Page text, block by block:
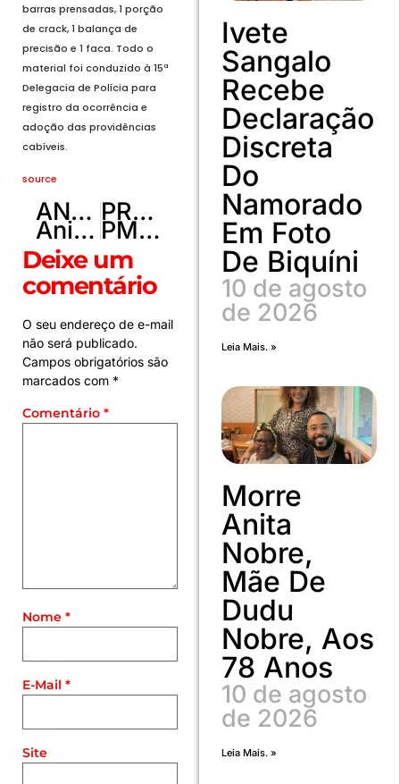
barras prensadas, 1 porção
de crack, 1 balança de
precisão e 1 faca. Todo o
material foi conduzido à 15ª
Delegacia de Polícia para
registro da ocorrência e
adoção das providências
cabíveis.
source
ANTERIOR
Anistia para Bolsonaro não cabe no calendário de 2025
PRÓXIMO
PMDF prende indivíduo com mandado de prisão em aberto por roubo em Caruaru-PE
Deixe um
comentário
O seu endereço de e-mail
não será publicado.
Campos obrigatórios são
marcados com *
Comentário *
Nome *
E-Mail *
Site
Ivete
Sangalo
Recebe
Declaração
Discreta
Do
Namorado
Em Foto
De Biquíni
10 de agosto
de 2026
Leia Mais. »
Morre
Anita
Nobre,
Mãe De
Dudu
Nobre, Aos
78 Anos
10 de agosto
de 2026
Leia Mais. »